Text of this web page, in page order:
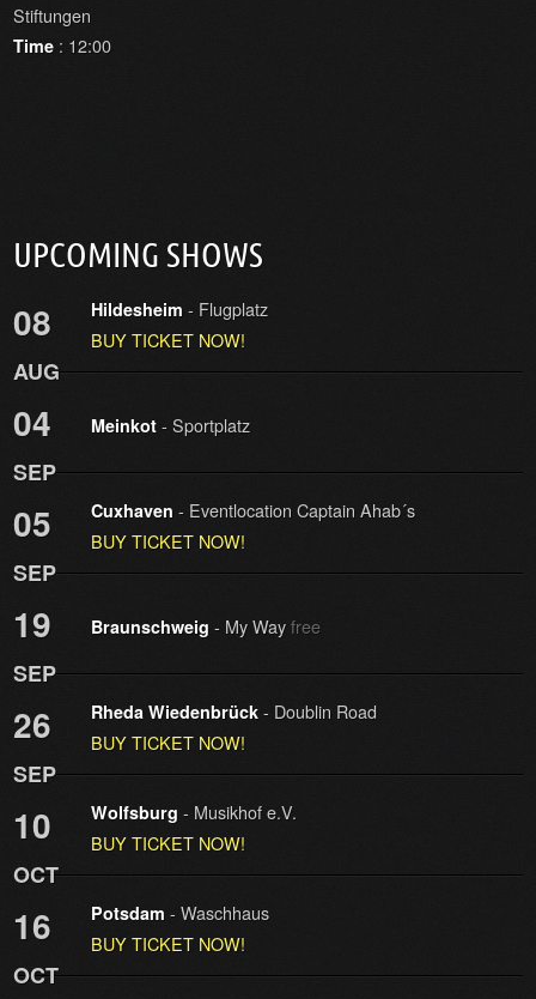
Stiftungen
Time : 12:00
UPCOMING SHOWS
08
AUG
Hildesheim- Flugplatz
BUY TICKET NOW!
04
SEP
Meinkot - Sportplatz
05
SEP
Cuxhaven - Eventlocation Captain Ahab´s
BUY TICKET NOW!
19
SEP
Braunschweig - My Wayfree
26
SEP
Rheda Wiedenbrück - Doublin Road
BUY TICKET NOW!
10
OCT
Wolfsburg - Musikhof e.V.
BUY TICKET NOW!
16
OCT
Potsdam - Waschhaus
BUY TICKET NOW!